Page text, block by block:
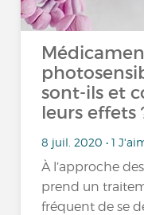
sont-ils et
leurs effets
8 juil. 2020 • 1
À l’approche
prend un
fréquent de se